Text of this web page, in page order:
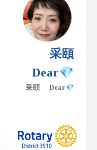
采頤
Dear💎
采頤 Dear💎